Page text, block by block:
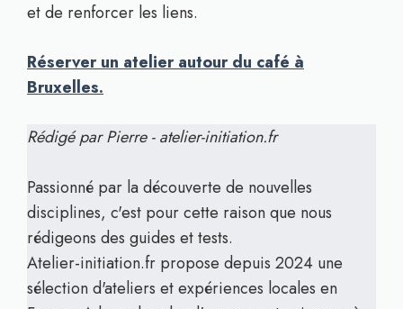
et de renforcer les liens.
Réserver un atelier autour du café à
Bruxelles.
Rédigé par Pierre - atelier-initiation.fr
Passionné par la découverte de nouvelles
disciplines, c'est pour cette raison que nous
rédigeons des guides et tests.
Atelier-initiation.fr propose depuis 2024 une
sélection d'ateliers et expériences locales en